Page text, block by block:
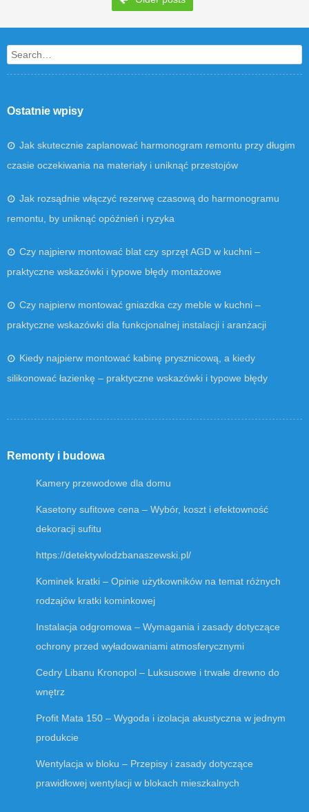
Search
Ostatnie wpisy
Jak skutecznie zaplanować harmonogram remontu przy długim
czasie oczekiwania na materiały i uniknąć przestojów
Jak rozsądnie włączyć rezerwę czasową do harmonogramu
remontu, by uniknąć opóźnień i ryzyka
Czy najpierw montować blat czy sprzęt AGD w kuchni –
praktyczne wskazówki i typowe błędy montażowe
Czy najpierw montować gniazdka czy meble w kuchni –
praktyczne wskazówki dla funkcjonalnej instalacji i aranżacji
Kiedy najpierw montować kabinę prysznicową, a kiedy
silikonować łazienkę – praktyczne wskazówki i typowe błędy
Remonty i budowa
Kamery przewodowe dla domu
Kasetony sufitowe cena – Wybór, koszt i efektowność
dekoracji sufitu
https://detektywlodzbanaszewski.pl/
Kominek kratki – Opinie użytkowników na temat różnych
rodzajów kratki kominkowej
Instalacja odgromowa – Wymagania i zasady dotyczące
ochrony przed wyładowaniami atmosferycznymi
Cedry Libanu Kronopol – Luksusowe i trwałe drewno do
wnętrz
Profit Mata 150 – Wygoda i izolacja akustyczna w jednym
produkcie
Wentylacja w bloku – Przepisy i zasady dotyczące
prawidłowej wentylacji w blokach mieszkalnych